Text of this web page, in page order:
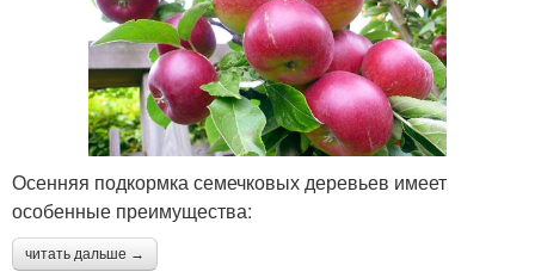
Осенняя подкормка семечковых деревьев имеет
особенные преимущества:
читать дальше →